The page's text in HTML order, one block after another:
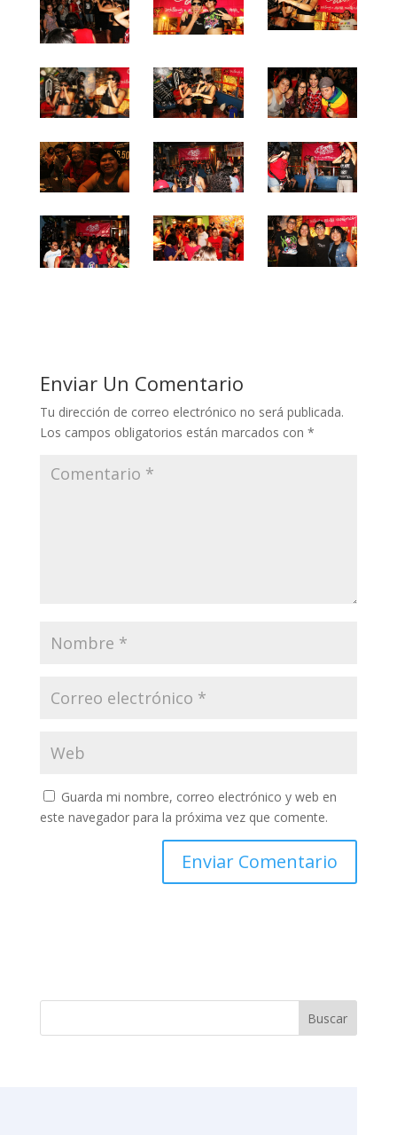
Enviar Un Comentario
Tu dirección de correo electrónico no será publicada.
Los campos obligatorios están marcados con *
Guarda mi nombre, correo electrónico y web en
este navegador para la próxima vez que comente.